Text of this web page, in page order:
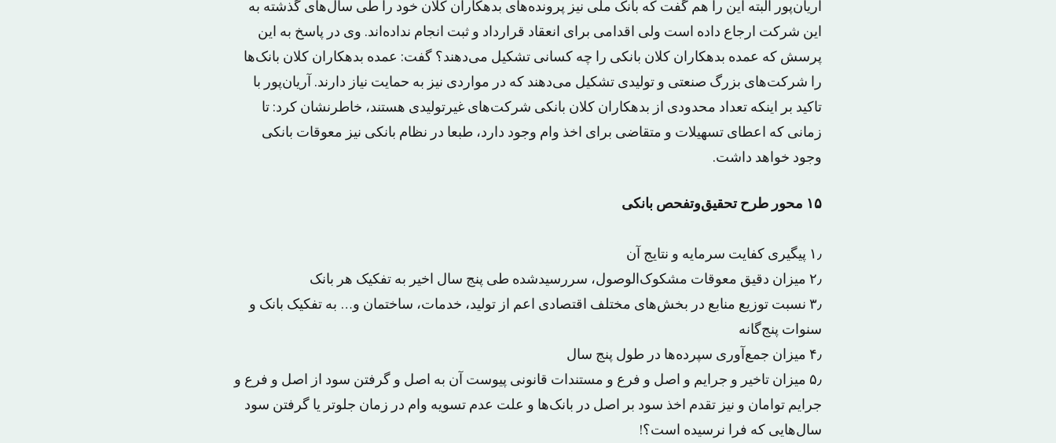
آریان‌پور البته این را هم گفت که بانک ملی نیز پرونده‌های بدهکاران کلان خود را طی سال‌های گذشته به
این شرکت ارجاع داده است ولی اقدامی برای انعقاد قرارداد و ثبت انجام نداده‌اند. وی در پاسخ به این
پرسش که عمده بدهکاران کلان بانکی را چه کسانی تشکیل می‌دهند؟ گفت: عمده بدهکاران کلان بانک‌ها
را شرکت‌های بزرگ صنعتی و تولیدی تشکیل می‌دهند که در مواردی نیز به حمایت نیاز دارند. آریان‌پور با
تاکید بر اینکه تعداد محدودی از بدهکاران کلان بانکی شرکت‌های غیرتولیدی هستند، خاطرنشان کرد: تا
زمانی که اعطای تسهیلات و متقاضی برای اخذ وام وجود دارد، طبعا در نظام بانکی نیز معوقات بانکی
وجود خواهد داشت.
۱۵ محور طرح تحقیق‌وتفحص بانکی
۱٫ پیگیری کفایت سرمایه و نتایج آن
۲٫ میزان دقیق معوقات مشکوک‌الوصول، سررسیدشده طی پنج سال اخیر به تفکیک هر بانک
۳٫ نسبت توزیع منابع در بخش‌های مختلف اقتصادی اعم از تولید، خدمات، ساختمان و… به تفکیک بانک و
سنوات پنج‌گانه
۴٫ میزان جمع‌آوری سپرده‌ها در طول پنج سال
۵٫ میزان تاخیر و جرایم و اصل و فرع و مستندات قانونی پیوست آن به اصل و گرفتن سود از اصل و فرع و
جرایم توامان و نیز تقدم اخذ سود بر اصل در بانک‌ها و علت عدم تسویه وام در زمان جلوتر یا گرفتن سود
سال‌هایی که فرا نرسیده است؟!